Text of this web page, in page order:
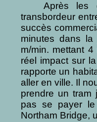
Après les
transbordeur
succès
minutes dans
m/min. mettant
réel impact sur
rapporte un
aller en ville. Il
prendre un tram
pas se payer
Northam Bridge,